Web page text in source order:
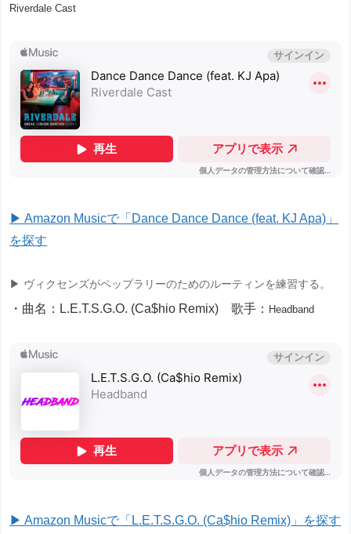
Riverdale Cast
▶ Amazon Musicで「Dance Dance Dance (feat. KJ Apa)」
を探す
▶ ヴィクセンズがペップラリーのためのルーティンを練習する。
・曲名：L.E.T.S.G.O. (Ca$hio Remix) 歌手： Headband
▶ Amazon Musicで「L.E.T.S.G.O. (Ca$hio Remix)」を探す